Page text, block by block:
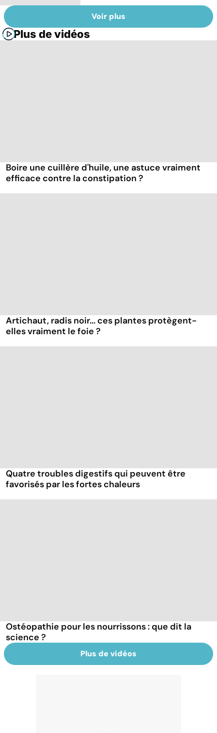
Voir plus
Plus de vidéos
Boire une cuillère d'huile, une astuce vraiment
efficace contre la constipation ?
Artichaut, radis noir... ces plantes protègent-
elles vraiment le foie ?
Quatre troubles digestifs qui peuvent être
favorisés par les fortes chaleurs
Ostéopathie pour les nourrissons : que dit la
science ?
Plus de vidéos